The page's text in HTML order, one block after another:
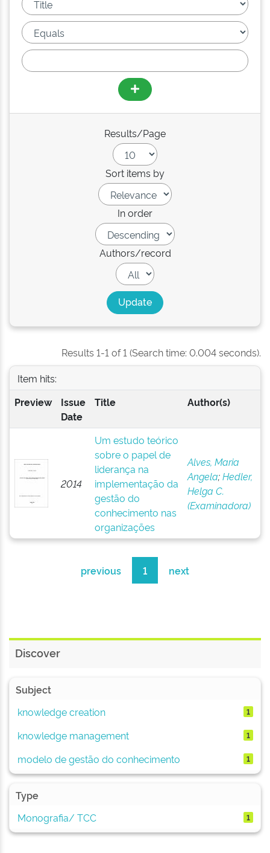
Results/Page
Sort items by
In order
Authors/record
Results 1-1 of 1 (Search time: 0.004 seconds).
Item hits:
Preview
Issue
Date
Title Author(s)
2014
Um estudo teórico
sobre o papel de
liderança na
implementação da
gestão do
conhecimento nas
organizações
Alves, Maria
Angela;Hedler,
Helga C.
(Examinadora)
previous 1 next
Discover
Subject
knowledge creation
1
knowledge management 1
modelo de gestão do conhecimento 1
Type
Monografia/ TCC
1